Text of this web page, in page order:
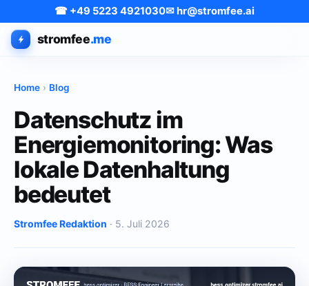
☎ +49 5223 4921030✉ hr@stromfee.ai
stromfee.me
Home › Blog
Datenschutz im
Energiemonitoring: Was
lokale Datenhaltung
bedeutet
Stromfee Redaktion · 5. Juli 2026